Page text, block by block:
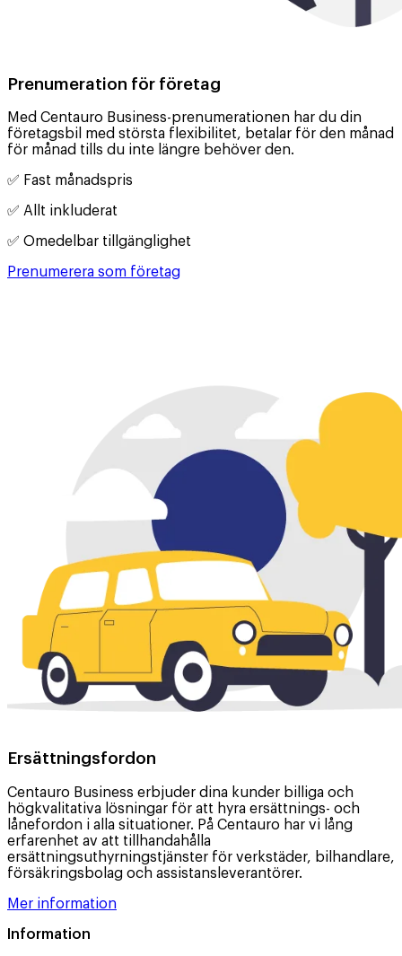
Prenumeration för företag
Med Centauro Business-prenumerationen har du din
företagsbil med största flexibilitet, betalar för den månad
för månad tills du inte längre behöver den.
✅️ Fast månadspris
✅️ Allt inkluderat
✅️ Omedelbar tillgänglighet
Prenumerera som företag
Ersättningsfordon
Centauro Business erbjuder dina kunder billiga och
högkvalitativa lösningar för att hyra ersättnings- och
lånefordon i alla situationer. På Centauro har vi lång
erfarenhet av att tillhandahålla
ersättningsuthyrningstjänster för verkstäder, bilhandlare,
försäkringsbolag och assistansleverantörer.
Mer information
Information